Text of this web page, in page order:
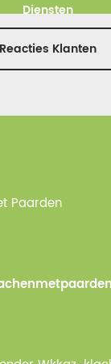
Diensten
Reacties Klanten
Paarden